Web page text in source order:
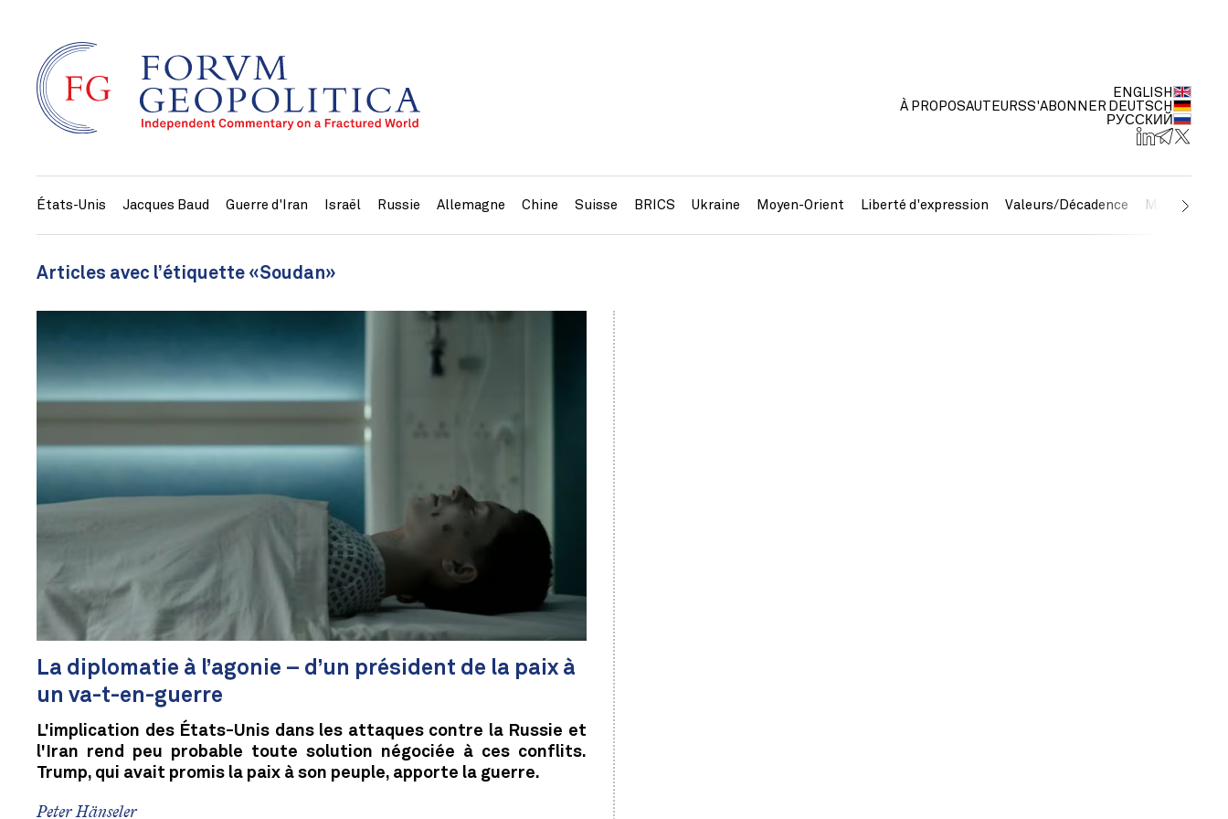
À PROPOSAUTEURSS'ABONNER
ENGLISH
DEUTSCH
РУССКИЙ
États-Unis Jacques Baud Guerre d'Iran Israël Russie Allemagne Chine Suisse BRICS Ukraine Moyen-Orient Liberté d'expression Valeurs/Décadence Métaux
Articles avec l’étiquette «Soudan»
La diplomatie à l’agonie – d’un président de la paix à
un va-t-en-guerre
L'implication des États-Unis dans les attaques contre la Russie et
l'Iran rend peu probable toute solution négociée à ces conflits.
Trump, qui avait promis la paix à son peuple, apporte la guerre.
Peter Hänseler